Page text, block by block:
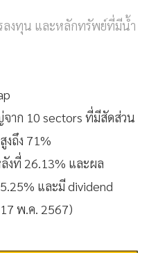
ลงทุน และหลักทรัพย์ที่มีน้ำ
าก 10 sectors ที่มีสัดส่วน
งถึง 71%
ที่ 26.13% และผล
และมี dividend
พ.ค. 2567)